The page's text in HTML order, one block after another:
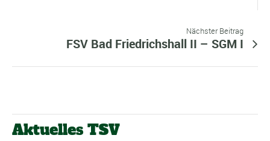
Nächster Beitrag
FSV Bad Friedrichshall II – SGM I
Aktuelles TSV